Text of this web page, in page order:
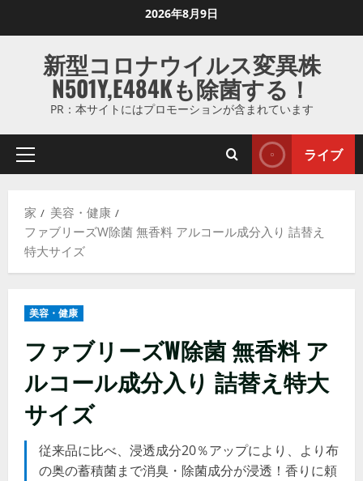
ス
ッ
2026年8月9日
新型コロナウイルス変異株
N501Y,E484Kも除菌する！
PR：本サイトにはプロモーションが含まれています
プ
マ
リ
メ
ー
ライブ
家
美容・健康
ファブリーズW除菌 無香料 アルコール成分入り 詰替え
特大サイズ
美容・健康
ファブリーズW除菌 無香料 ア
ルコール成分入り 詰替え特大
サイズ
従来品に比べ、浸透成分20％アップにより、より布
の奥の蓄積菌まで消臭・除菌成分が浸透！香りに頼